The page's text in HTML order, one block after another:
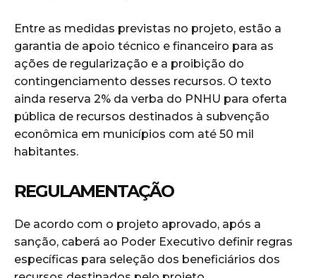
Entre as medidas previstas no projeto, estão a
garantia de apoio técnico e financeiro para as
ações de regularização e a proibição do
contingenciamento desses recursos. O texto
ainda reserva 2% da verba do PNHU para oferta
pública de recursos destinados à subvenção
econômica em municípios com até 50 mil
habitantes.
REGULAMENTAÇÃO
De acordo com o projeto aprovado, após a
sanção, caberá ao Poder Executivo definir regras
específicas para seleção dos beneficiários dos